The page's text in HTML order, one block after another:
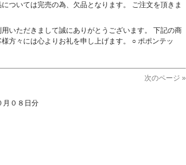
ついては完売の為、欠品となります。 ご注文を頂きま
いただきまして誠にありがとうございます。 下記の商
方々には心よりお礼を申し上げます。 ○ ポポンテッ
次のページ »
０８日分